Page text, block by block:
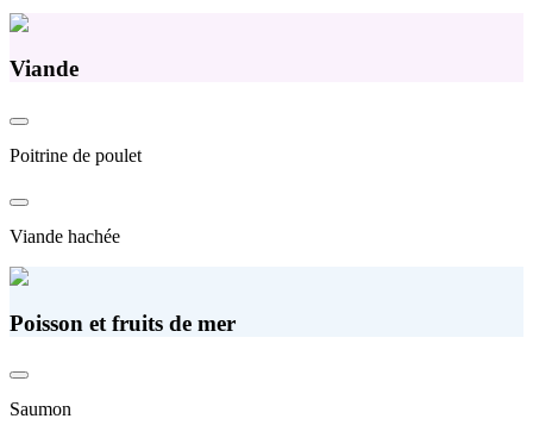
Viande
Poitrine de poulet
Viande hachée
Poisson et fruits de mer
Saumon